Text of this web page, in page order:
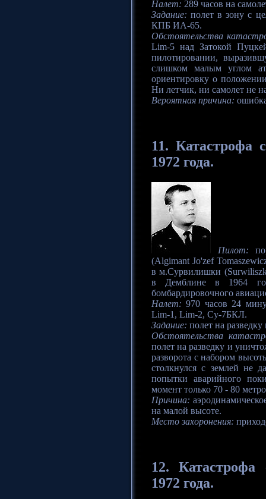
Налет: 289 часов на
Задание: полет в зону с
КПБ ИА-65.
Обстоятельства
Lim-5 над Затокой
пилотировании,
слишком малым углом
ориентировку о
Ни летчик, ни самолет не
Вероятная причина:
11.Катастрофа
1972 года.
Пилот:
(Algimant Jo'zef
в м.Сурвилишки
в Демблине в 1964
бомбардировочного
Налет: 970 часов 24
Lim-1, Lim-2, Су-7БКЛ.
Задание: полет на
Обстоятельства
полет на разведку и
разворота с набором
столкнулся с землей не
попытки аварийного
момент только 70 - 80
Причина:
на малой высоте.
Место захоронения:
12.Катастрофа
1972 года.